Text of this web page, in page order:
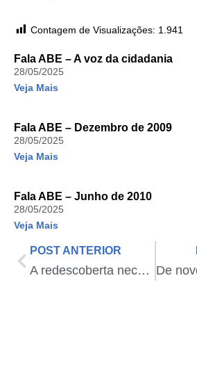
Contagem de Visualizações: 1.941
Fala ABE – A voz da cidadania
28/05/2025
Veja Mais
Fala ABE – Dezembro de 2009
28/05/2025
Veja Mais
Fala ABE – Junho de 2010
28/05/2025
Veja Mais
POST ANTERIOR
A redescoberta necessária: ensinar